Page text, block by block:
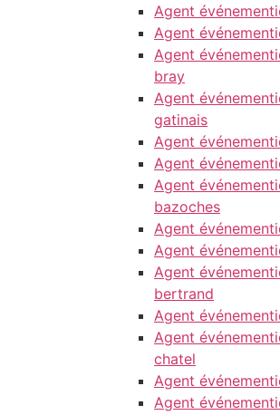
Agent
Agent
Agent
bray
Agent
gatinais
Agent
Agent
Agent
bazoches
Agent
Agent
Agent
bertrand
Agent
Agent
chatel
Agent
Agent